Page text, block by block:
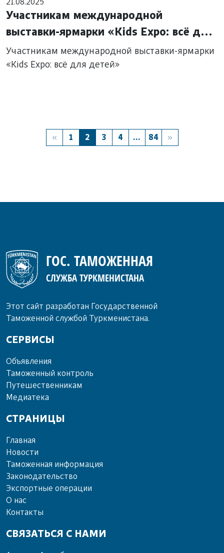
21.08.2025
Участникам международной
выставки-ярмарки «Kids Expo: всё для
детей»
Участникам международной выставки-ярмарки
«Kids Expo: всё для детей»
1 2 3 4 ... 84
ГОС. ТАМОЖЕННАЯ
СЛУЖБА ТУРКМЕНИСТАНА
Этот сайт разработан Государственной
Таможенной службой Туркменистана.
СЕРВИСЫ
Объ­яв­ле­ния
Та­мо­жен­ный кон­троль
Пу­те­шест­вен­ни­кам
Ме­диа­те­ка
СТРАНИЦЫ
Главная
Новости
Таможенная информация
Законодательство
Экспортные операции
О нас
Контакты
СВЯЗАТЬСЯ С НАМИ